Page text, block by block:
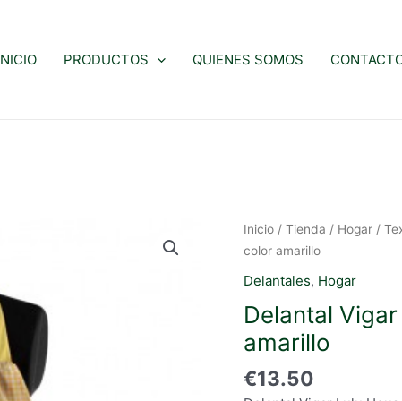
PRODUCTOS QUIENES SOMOS
Inicio / Tienda / Hogar /
color amarillo
Delantales, Hogar
Delantal
amarillo
€13.50